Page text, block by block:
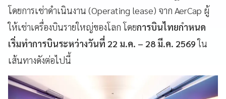
โดยการเช่าดำเนินงาน (Operating lease) จาก AerCap ผู้
ให้เช่าเครื่องบินรายใหญ่ของโลก โดยการบินไทยกำหนด
เริ่มทำการบินระหว่างวันที่ 22 ม.ค. – 28 มี.ค. 2569ใน
เส้นทางดังต่อไปนี้